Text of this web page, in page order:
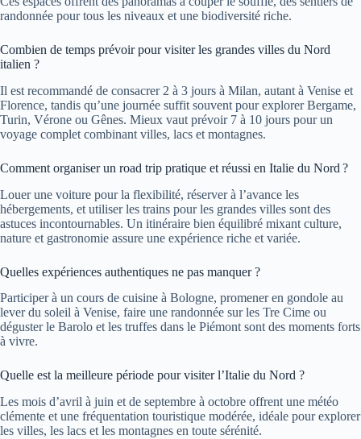
randonnée pour tous les niveaux et une biodiversité riche.
Combien de temps prévoir pour visiter les grandes villes du Nord
italien ?
Il est recommandé de consacrer 2 à 3 jours à Milan, autant à Venise et
Florence, tandis qu’une journée suffit souvent pour explorer Bergame,
Turin, Vérone ou Gênes. Mieux vaut prévoir 7 à 10 jours pour un
voyage complet combinant villes, lacs et montagnes.
Comment organiser un road trip pratique et réussi en Italie du Nord ?
Louer une voiture pour la flexibilité, réserver à l’avance les
hébergements, et utiliser les trains pour les grandes villes sont des
astuces incontournables. Un itinéraire bien équilibré mixant culture,
nature et gastronomie assure une expérience riche et variée.
Quelles expériences authentiques ne pas manquer ?
Participer à un cours de cuisine à Bologne, promener en gondole au
lever du soleil à Venise, faire une randonnée sur les Tre Cime ou
déguster le Barolo et les truffes dans le Piémont sont des moments forts
à vivre.
Quelle est la meilleure période pour visiter l’Italie du Nord ?
Les mois d’avril à juin et de septembre à octobre offrent une météo
clémente et une fréquentation touristique modérée, idéale pour explorer
les villes, les lacs et les montagnes en toute sérénité.